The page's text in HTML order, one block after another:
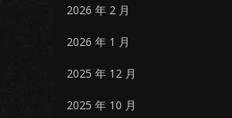
2026 年 2 月
2026 年 1 月
2025 年 12 月
2025 年 10 月